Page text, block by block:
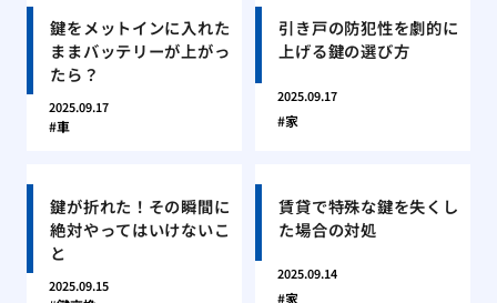
鍵をメットインに入れた
ままバッテリーが上がっ
たら？
2025.09.17
車
引き戸の防犯性を劇的に
上げる鍵の選び方
2025.09.17
家
鍵が折れた！その瞬間に
絶対やってはいけないこ
と
2025.09.15
賃貸で特殊な鍵を失くし
た場合の対処
2025.09.14
家